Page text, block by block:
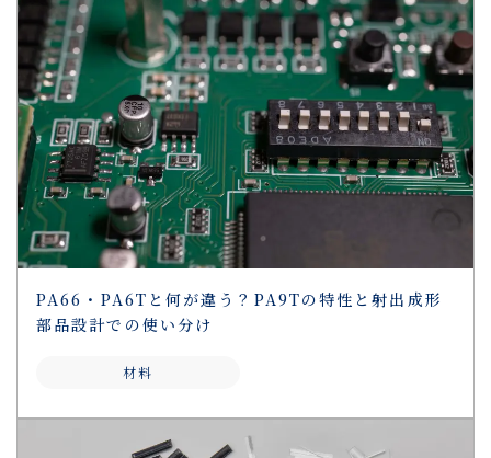
PA66・PA6Tと何が違う？PA9Tの特性と射出成形
部品設計での使い分け
材料